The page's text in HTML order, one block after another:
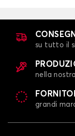
su tutto il
nella
grandi